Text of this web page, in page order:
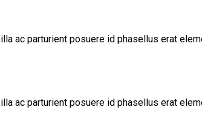
ac parturient posuere id phasellus erat
ac parturient posuere id phasellus erat